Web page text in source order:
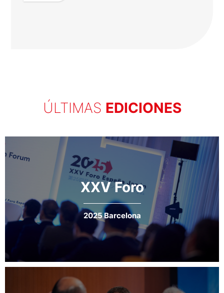
El primer encuentro del Foro España Japón
ante los retos del próximo siglo’
LEER MÁS
ÚLTIMAS EDICIONES
XXV Foro
2025 Barcelona